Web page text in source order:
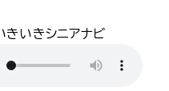
きいきシニアナビ